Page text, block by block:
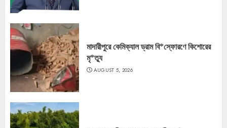
মাদারীপুরে কেমিক্যাল ড্রাম বি*স্ফোরণে কিশোরের
মৃ*ত্যু
AUGUST 5, 2026